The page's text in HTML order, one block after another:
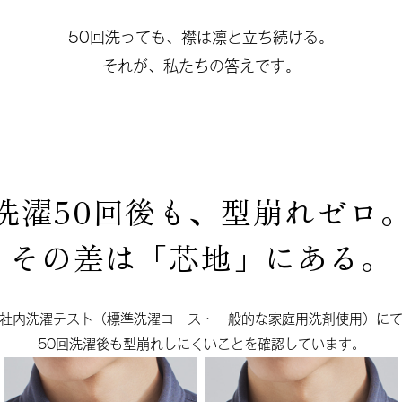
50回洗っても、襟は凛と立ち続ける。
それが、私たちの答えです。
濯50回後も、型崩れゼロ
その差は「芯地」にある。
内洗濯テスト（標準洗濯コース・ 一般的な家庭用洗剤使用）に
50回洗濯後も型崩れしにくいことを確認しています。